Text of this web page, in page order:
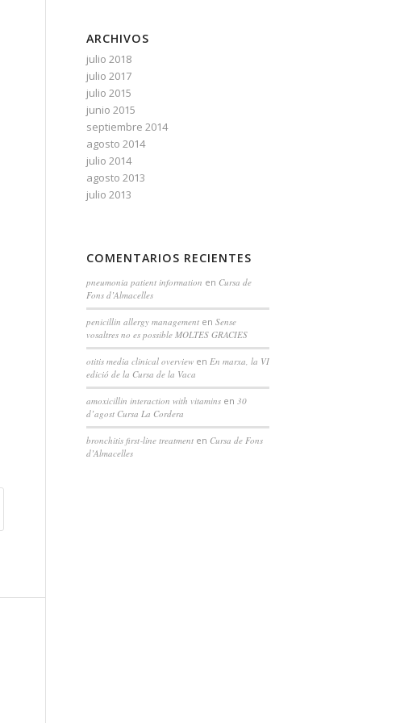
ARCHIVOS
julio 2018
julio 2017
julio 2015
junio 2015
septiembre 2014
agosto 2014
julio 2014
agosto 2013
julio 2013
COMENTARIOS RECIENTES
pneumonia patient information en Cursa de
Fons d’Almacelles
penicillin allergy managementen Sense
vosaltres no es possible MOLTES GRACIES
otitis media clinical overviewen En marxa, la VI
edició de la Cursa de la Vaca
amoxicillin interaction with vitaminsen 30
d’agost Cursa La Cordera
bronchitis first‑line treatmenten Cursa de Fons
d’Almacelles